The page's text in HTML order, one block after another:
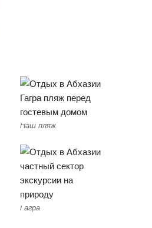
Наш пляж
Гагра